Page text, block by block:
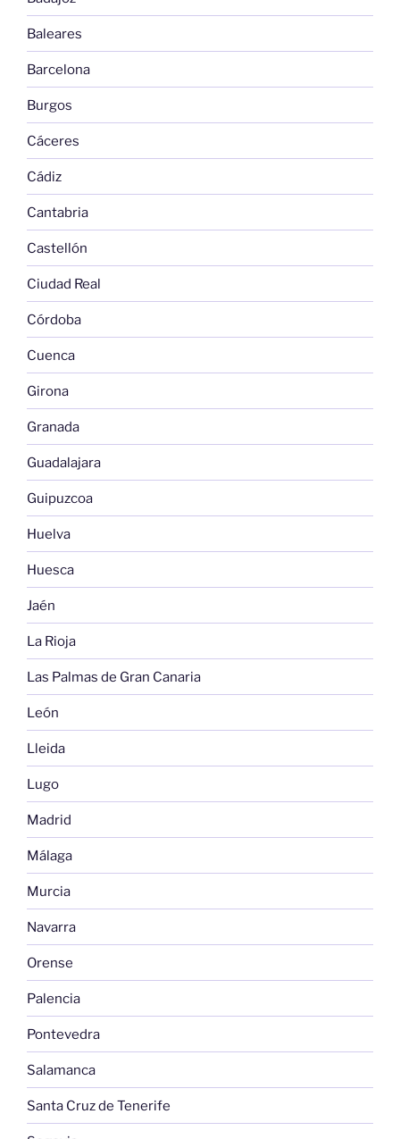
Baleares
Barcelona
Burgos
Cáceres
Cádiz
Cantabria
Castellón
Ciudad Real
Córdoba
Cuenca
Girona
Granada
Guadalajara
Guipuzcoa
Huelva
Huesca
Jaén
La Rioja
Las Palmas de Gran Canaria
León
Lleida
Lugo
Madrid
Málaga
Murcia
Navarra
Orense
Palencia
Pontevedra
Salamanca
Santa Cruz de Tenerife